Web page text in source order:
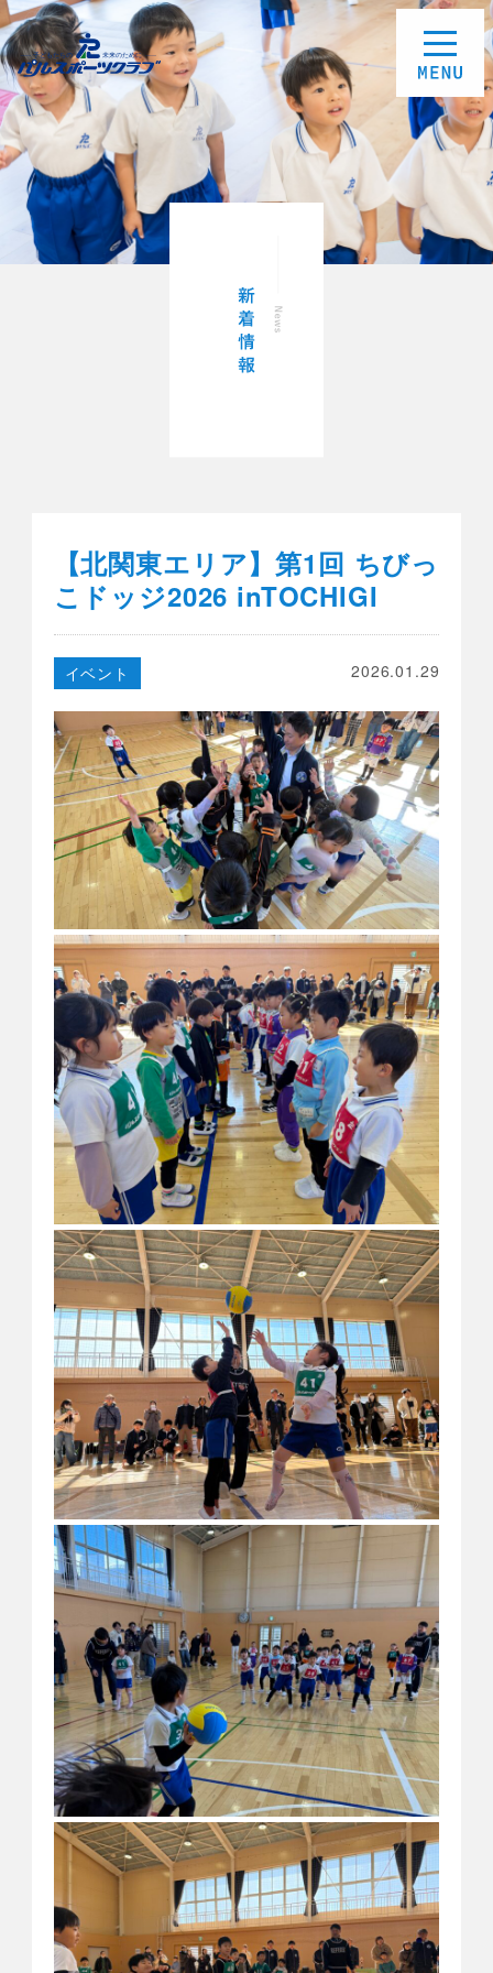
【北関東エリア】第1回 ちびっ
こドッジ2026 inTOCHIGI
2026.01.29
イベント